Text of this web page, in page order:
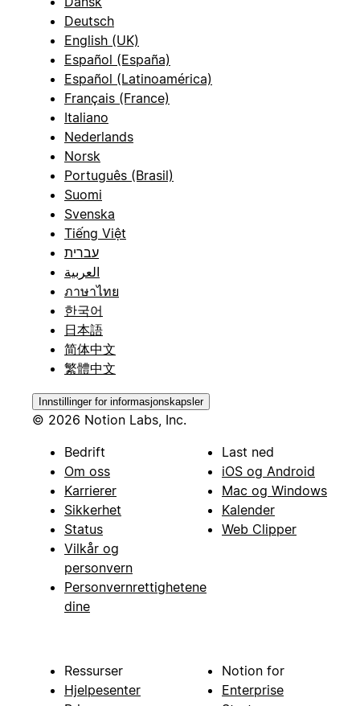
Deutsch
English (UK)
Español (España)
Español (Latinoamérica)
Français (France)
Italiano
Nederlands
Norsk
Português (Brasil)
Suomi
Svenska
Tiếng Việt
עברית
العربية
ภาษาไทย
한국어
日本語
简体中文
繁體中文
Innstillinger for informasjonskapsler
© 2026 Notion Labs, Inc.
Bedrift
Om oss
Karrierer
Sikkerhet
Status
Vilkår og
personvern
Personvernrettighetene
dine
Last ned
iOS og Android
Mac og Windows
Kalender
Web Clipper
Ressurser
Hjelpesenter
Notion for
Enterprise